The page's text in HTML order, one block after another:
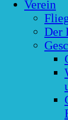
Verein
Der